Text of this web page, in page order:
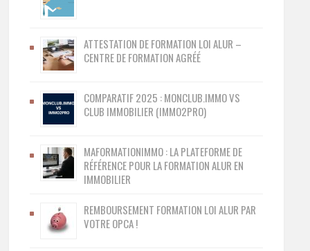
ATTESTATION DE FORMATION LOI ALUR –
CENTRE DE FORMATION AGRÉÉ
COMPARATIF 2025 : MONCLUB.IMMO VS
CLUB IMMOBILIER (IMMO2PRO)
MAFORMATIONIMMO : LA PLATEFORME DE
RÉFÉRENCE POUR LA FORMATION ALUR EN
IMMOBILIER
REMBOURSEMENT FORMATION LOI ALUR PAR
VOTRE OPCA !